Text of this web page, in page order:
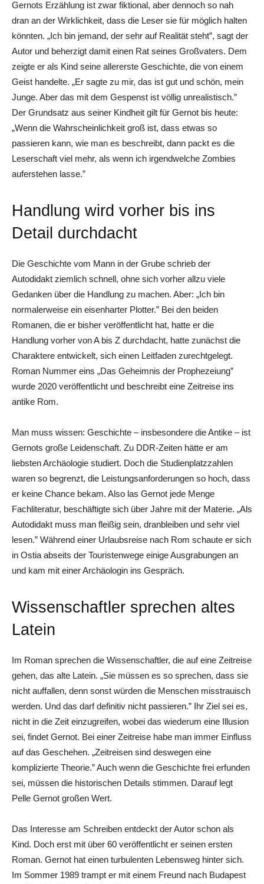
Gernots Erzählung ist zwar fiktional, aber dennoch so nah
dran an der Wirklichkeit, dass die Leser sie für möglich halten
könnten. „Ich bin jemand, der sehr auf Realität steht”, sagt der
Autor und beherzigt damit einen Rat seines Großvaters. Dem
zeigte er als Kind seine allererste Geschichte, die von einem
Geist handelte. „Er sagte zu mir, das ist gut und schön, mein
Junge. Aber das mit dem Gespenst ist völlig unrealistisch.”
Der Grundsatz aus seiner Kindheit gilt für Gernot bis heute:
„Wenn die Wahrscheinlichkeit groß ist, dass etwas so
passieren kann, wie man es beschreibt, dann packt es die
Leserschaft viel mehr, als wenn ich irgendwelche Zombies
auferstehen lasse.”
Handlung wird vorher bis ins
Detail durchdacht
Die Geschichte vom Mann in der Grube schrieb der
Autodidakt ziemlich schnell, ohne sich vorher allzu viele
Gedanken über die Handlung zu machen. Aber: „Ich bin
normalerweise ein eisenharter Plotter.” Bei den beiden
Romanen, die er bisher veröffentlicht hat, hatte er die
Handlung vorher von A bis Z durchdacht, hatte zunächst die
Charaktere entwickelt, sich einen Leitfaden zurechtgelegt.
Roman Nummer eins „Das Geheimnis der Prophezeiung”
wurde 2020 veröffentlicht und beschreibt eine Zeitreise ins
antike Rom.
Man muss wissen: Geschichte – insbesondere die Antike – ist
Gernots große Leidenschaft. Zu DDR-Zeiten hätte er am
liebsten Archäologie studiert. Doch die Studienplatzzahlen
waren so begrenzt, die Leistungsanforderungen so hoch, dass
er keine Chance bekam. Also las Gernot jede Menge
Fachliteratur, beschäftigte sich über Jahre mit der Materie. „Als
Autodidakt muss man fleißig sein, dranbleiben und sehr viel
lesen.” Während einer Urlaubsreise nach Rom schaute er sich
in Ostia abseits der Touristenwege einige Ausgrabungen an
und kam mit einer Archäologin ins Gespräch.
Wissenschaftler sprechen altes
Latein
Im Roman sprechen die Wissenschaftler, die auf eine Zeitreise
gehen, das alte Latein. „Sie müssen es so sprechen, dass sie
nicht auffallen, denn sonst würden die Menschen misstrauisch
werden. Und das darf definitiv nicht passieren.” Ihr Ziel sei es,
nicht in die Zeit einzugreifen, wobei das wiederum eine Illusion
sei, findet Gernot. Bei einer Zeitreise habe man immer Einfluss
auf das Geschehen. „Zeitreisen sind deswegen eine
komplizierte Theorie.” Auch wenn die Geschichte frei erfunden
sei, müssen die historischen Details stimmen. Darauf legt
Pelle Gernot großen Wert.
Das Interesse am Schreiben entdeckt der Autor schon als
Kind. Doch erst mit über 60 veröffentlicht er seinen ersten
Roman. Gernot hat einen turbulenten Lebensweg hinter sich.
Im Sommer 1989 trampt er mit einem Freund nach Budapest